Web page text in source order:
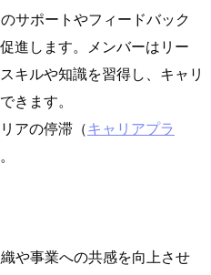
サポートやフィードバック
進します。メンバーはリー
キルや知識を習得し、キャリ
きます。
アの停滞（キャリアプラ
や事業への共感を向上させ